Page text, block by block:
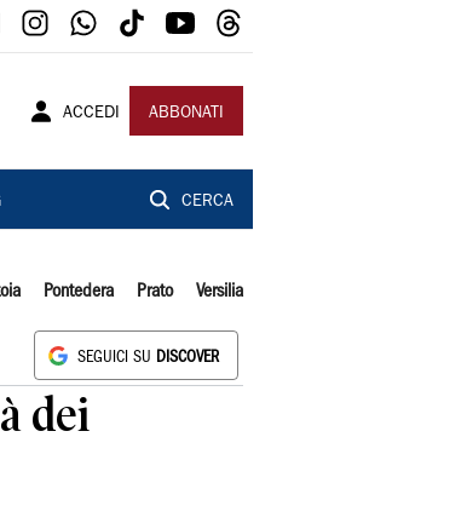
ACCEDI ABBONATI
CERCA
Pontedera Prato Versilia
SEGUICI SU DISCOVER
dei